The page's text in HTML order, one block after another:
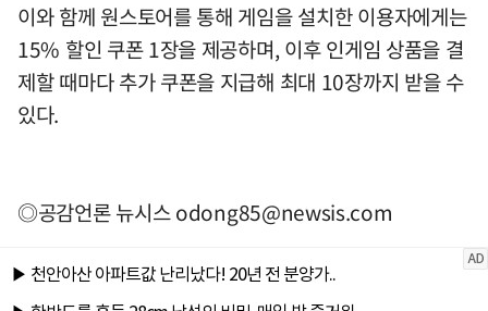
이와 함께 원스토어를 통해 게임을 설치한 이용자에게는
15% 할인 쿠폰 1장을 제공하며, 이후 인게임 상품을 결
제할 때마다 추가 쿠폰을 지급해 최대 10장까지 받을 수
있다.
◎공감언론 뉴시스odong85@newsis.com